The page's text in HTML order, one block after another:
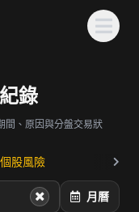
錄
間、原因與分盤交易狀
個股風險
月曆